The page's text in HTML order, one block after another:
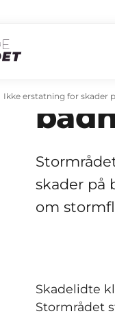
Ikke erstatning for skader
skader på
om
Skadelidte
Stormrådet